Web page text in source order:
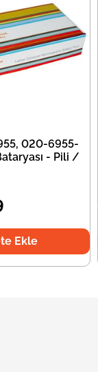
020-6955-
- Pili /
Ekle